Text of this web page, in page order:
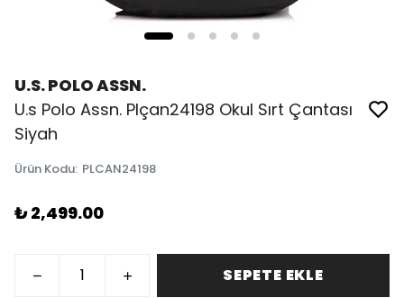
U.S. POLO ASSN.
U.s Polo Assn. Plçan24198 Okul Sırt Çantası
Siyah
Ürün Kodu: PLCAN24198
₺ 2,499.00
SEPETE EKLE